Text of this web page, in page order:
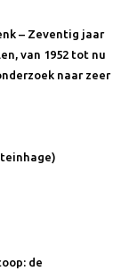
– Zeventig jaar
van 1952 tot nu
naar zeer
de